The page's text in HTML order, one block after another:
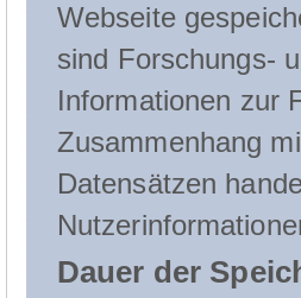
Webseite
sind Forschungs-
Informationen zur
Zusammenhang
Datensätzen
Dauer der